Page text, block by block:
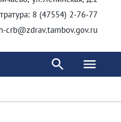
8 (47554) 2-76-77
crb@zdrav.tambov.gov.ru